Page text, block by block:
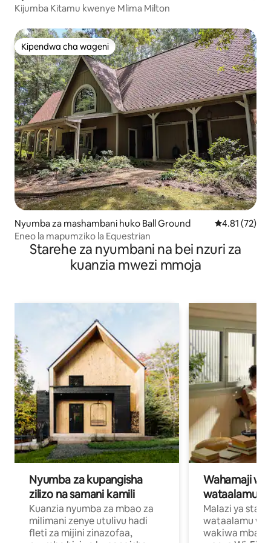
Kijumba Kitamu kwenye Mlima Milton
Kipendwa cha wageni
Kipendwa cha wageni
Nyumba za mashambani huko Ball Ground Ukadiriaji wa
4.81 (72)
Eneo la mapumziko la Equestrian
Starehe za nyumbani na bei nzuri za
kuanzia mwezi mmoja
Nyumba za kupangisha
zilizo na samani kamili
Kuanzia nyumba za mbao za
milimani zenye utulivu hadi
fleti za mijini zinazofaa,
Wahamaji
wataalamu
Malazi ya
wataalamu
wakiwa mbali